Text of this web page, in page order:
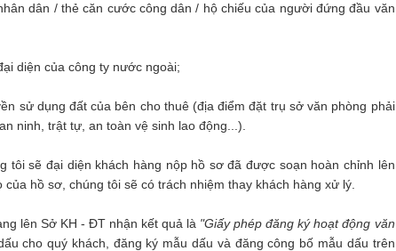
dân / thẻ căn cước công dân / hộ chiếu của người đứng đầu văn
diện của công ty nước ngoài;
sử dụng đất của bên cho thuê (địa điểm đặt trụ sở văn phòng phải
ninh, trật tự, an toàn vệ sinh lao động...).
tôi sẽ đại diện khách hàng nộp hồ sơ đã được soạn hoàn chỉnh lên
hồ sơ, chúng tôi sẽ có trách nhiệm thay khách hàng xử lý.
lên Sở KH - ĐT nhận kết quả là "Giấy phép đăng ký hoạt động văn
cho quý khách, đăng ký mẫu dấu và đăng công bố mẫu dấu trên